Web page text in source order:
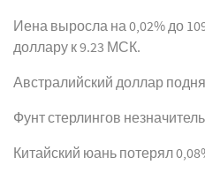
Иена выросла на 0,02% до
доллару к 9.23 МСК.
Австралийский доллар
Фунт стерлингов
Китайский юань потерял